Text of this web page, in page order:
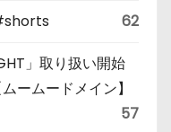
62
」取り扱い開始
ームードメイン】
57